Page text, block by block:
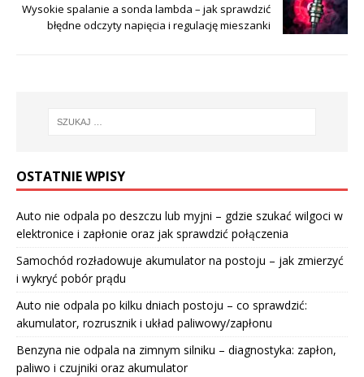
Wysokie spalanie a sonda lambda – jak sprawdzić
błędne odczyty napięcia i regulację mieszanki
OSTATNIE WPISY
Auto nie odpala po deszczu lub myjni – gdzie szukać wilgoci w
elektronice i zapłonie oraz jak sprawdzić połączenia
Samochód rozładowuje akumulator na postoju – jak zmierzyć
i wykryć pobór prądu
Auto nie odpala po kilku dniach postoju – co sprawdzić:
akumulator, rozrusznik i układ paliwowy/zapłonu
Benzyna nie odpala na zimnym silniku – diagnostyka: zapłon,
paliwo i czujniki oraz akumulator